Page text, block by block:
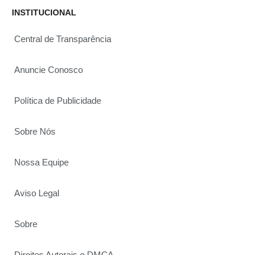
INSTITUCIONAL
Central de Transparência
Anuncie Conosco
Política de Publicidade
Sobre Nós
Nossa Equipe
Aviso Legal
Sobre